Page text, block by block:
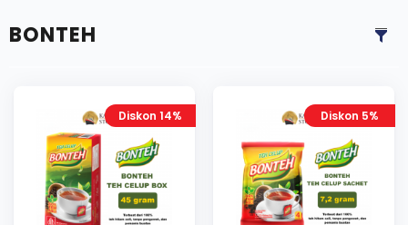
BONTEH
Diskon 14% Diskon 5%